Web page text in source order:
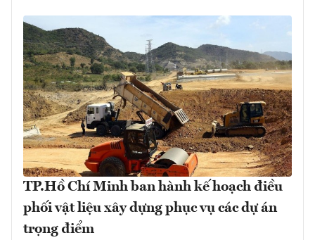
TP.Hồ Chí Minh ban hành kế hoạch điều
phối vật liệu xây dựng phục vụ các dự án
trọng điểm